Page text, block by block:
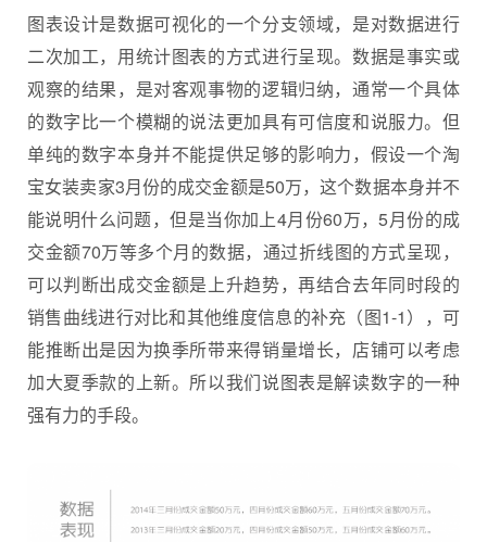
图表设计是数据可视化的一个分支领域，是对数据进行
二次加工，用统计图表的方式进行呈现。数据是事实或
观察的结果，是对客观事物的逻辑归纳，通常一个具体
的数字比一个模糊的说法更加具有可信度和说服力。但
单纯的数字本身并不能提供足够的影响力，假设一个淘
宝女装卖家3月份的成交金额是50万，这个数据本身并不
能说明什么问题，但是当你加上4月份60万，5月份的成
交金额70万等多个月的数据，通过折线图的方式呈现，
可以判断出成交金额是上升趋势，再结合去年同时段的
销售曲线进行对比和其他维度信息的补充（图1-1），可
能推断出是因为换季所带来得销量增长，店铺可以考虑
加大夏季款的上新。所以我们说图表是解读数字的一种
强有力的手段。